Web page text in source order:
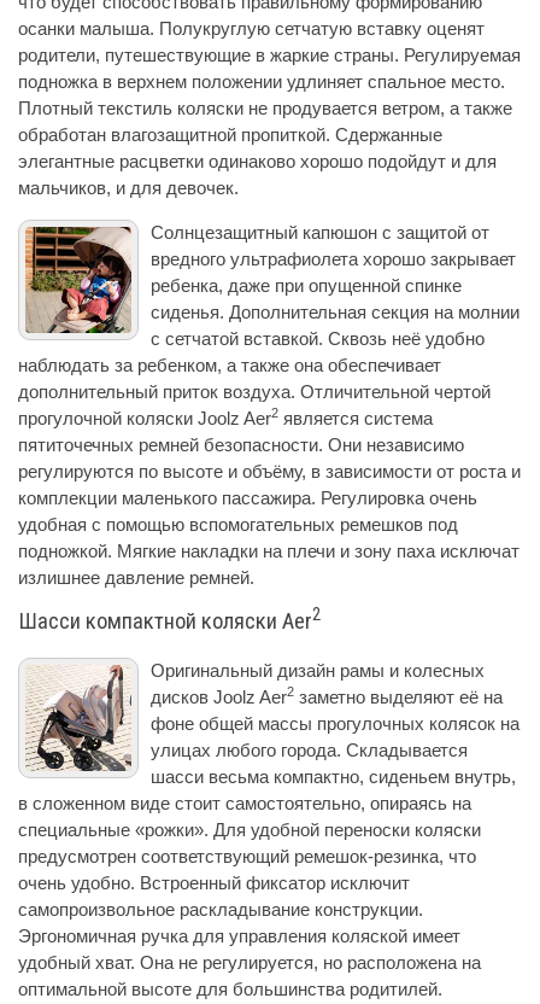
осанки малыша. Полукруглую сетчатую вставку оценят
родители, путешествующие в жаркие страны. Регулируемая
подножка в верхнем положении удлиняет спальное место.
Плотный текстиль коляски не продувается ветром, а также
обработан влагозащитной пропиткой. Сдержанные
элегантные расцветки одинаково хорошо подойдут и для
мальчиков, и для девочек.
Солнцезащитный капюшон с защитой от
вредного ультрафиолета хорошо закрывает
ребенка, даже при опущенной спинке
сиденья. Дополнительная секция на молнии
с сетчатой вставкой. Сквозь неё удобно
наблюдать за ребенком, а также она обеспечивает
дополнительный приток воздуха. Отличительной чертой
прогулочной коляски Joolz Aer2 является система
пятиточечных ремней безопасности. Они независимо
регулируются по высоте и объёму, в зависимости от роста и
комплекции маленького пассажира. Регулировка очень
удобная с помощью вспомогательных ремешков под
подножкой. Мягкие накладки на плечи и зону паха исключат
излишнее давление ремней.
Шасси компактной коляски Aer2
Оригинальный дизайн рамы и колесных
дисков Joolz Aer2 заметно выделяют её на
фоне общей массы прогулочных колясок на
улицах любого города. Складывается
шасси весьма компактно, сиденьем внутрь,
в сложенном виде стоит самостоятельно, опираясь на
специальные «рожки». Для удобной переноски коляски
предусмотрен соответствующий ремешок-резинка, что
очень удобно. Встроенный фиксатор исключит
самопроизвольное раскладывание конструкции.
Эргономичная ручка для управления коляской имеет
удобный хват. Она не регулируется, но расположена на
оптимальной высоте для большинства родитилей.